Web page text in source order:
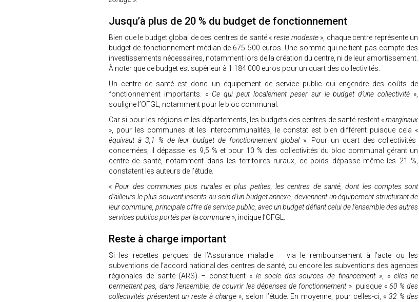
Jusqu’à plus de 20 % du budget de fonctionnement
Bien que le budget global de ces centres de santé « reste modeste», chaque centre représente un
budget de fonctionnement médian de 675 500 euros. Une somme qui ne tient pas compte des
investissements nécessaires, notamment lors de la création du centre, ni de leur amortissement.
À noter que ce budget est supérieur à 1 184 000 euros pour un quart des collectivités.
Un centre de santé est donc un équipement de service public qui engendre des coûts de
fonctionnement importants. « Ce qui peut localement peser sur le budget d’une collectivité »,
souligne l’OFGL, notamment pour le bloc communal.
Car si pour les régions et les départements, les budgets des centres de santé restent «marginaux
», pour les communes et les intercommunalités, le constat est bien différent puisque cela «
équivaut à 3,1 % de leur budget de fonctionnement global ». Pour un quart des collectivités
concernées, il dépasse les 9,5 % et pour 10 % des collectivités du bloc communal gérant un
centre de santé, notamment dans les territoires ruraux, ce poids dépasse même les 21 %,
constatent les auteurs de l’étude.
«Pour des communes plus rurales et plus petites, les centres de santé, dont les comptes sont
d’ailleurs le plus souvent inscrits au sein d’un budget annexe, deviennent un équipement structurant de
leur commune, principale offre de service public, avec un budget défiant celui de l’ensemble des autres
services publics portés par la commune », indique l’OFGL.
Reste à charge important
Si les recettes perçues de l’Assurance maladie – via le remboursement à l’acte ou les
subventions de l’accord national des centres de santé, ou encore les subventions des agences
régionales de santé (ARS) – constituent « le socle des sources de financement », « elles ne
permettent pas, dans l’ensemble, de couvrir les dépenses de fonctionnement » puisque « 60 % des
collectivités présentent un reste à charge», selon l’étude. En moyenne, pour celles-ci, « 32 % des